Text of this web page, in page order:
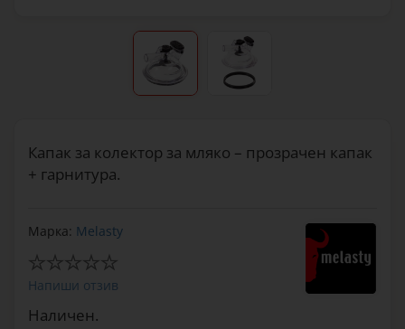
Капак за колектор за мляко – прозрачен капак
+ гарнитура.
Марка: Melasty
Напиши отзив
Наличен.